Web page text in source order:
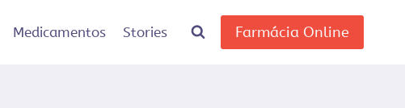
Medicamentos Stories Farmácia Online